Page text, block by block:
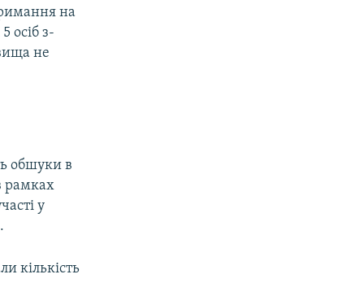
на
осіб з-
не
обшуки в
рамках
у
кількість